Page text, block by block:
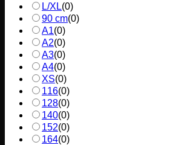
L/XL(0)
90 cm(0)
A1(0)
A2(0)
A3(0)
A4(0)
XS(0)
116(0)
128(0)
140(0)
152(0)
164(0)